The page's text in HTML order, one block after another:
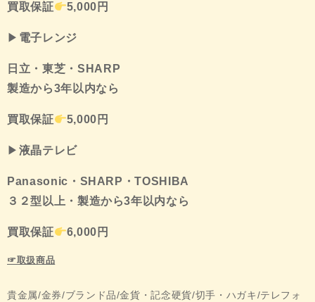
買取保証 5,000 円
▶ 電子レンジ
日立・東芝・ SHARP
製造から3年以内なら
買取保証 5,000 円
▶ 液晶テレビ
Panasonic ・ SHARP ・TOSHIBA
３２型以上・製造から3年以内なら
買取保証 6,000 円
☞取扱商品
貴金属/金券/ブランド品/金貨・記念硬貨/切手・ハガキ/テレフォ